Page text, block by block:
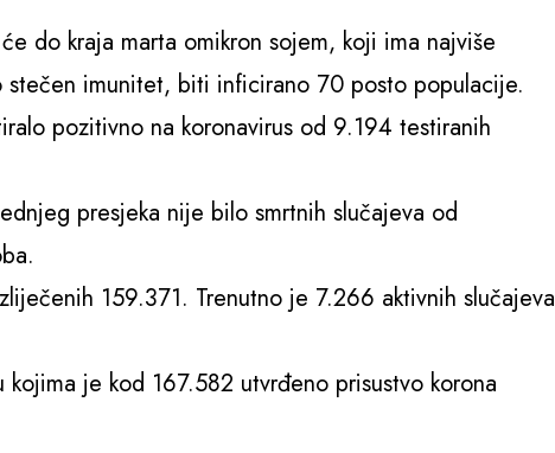
do kraja marta omikron sojem, koji ima najviše
stečen imunitet, biti inficirano 70 posto populacije.
pozitivno na koronavirus od 9.194 testiranih
presjeka nije bilo smrtnih slučajeva od
159.371. Trenutno je 7.266 aktivnih slučajeva
je kod 167.582 utvrđeno prisustvo korona